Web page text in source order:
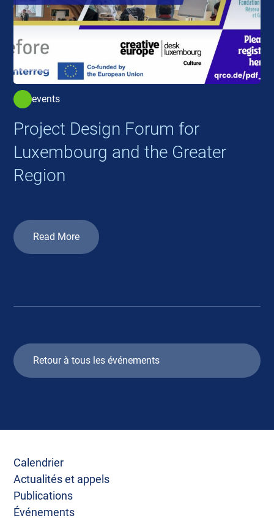
events
Project Design Forum for
Luxembourg and the Greater
Region
Read More
Retour à tous les événements
Calendrier
Actualités et appels
Publications
Événements